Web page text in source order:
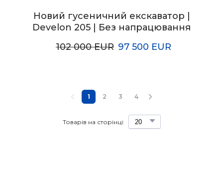
Новий гусеничний екскаватор |
Develon 205 | Без напрацювання
102 000 EUR 97 500 EUR
Товарів на сторінці:
1 2 3 4